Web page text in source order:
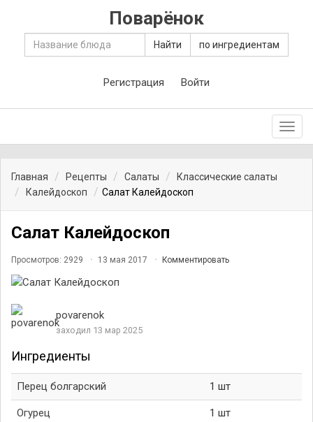
Поварёнок
Найти по ингредиентам
Регистрация Войти
Главная Рецепты Салаты
Классические салаты
Калейдоскоп
Салат Калейдоскоп
Салат Калейдоскоп
Просмотров: 2929 13 мая 2017 Комментировать
povarenok
заходил 13 мар 2025
Ингредиенты
Перец болгарский 1 шт
Огурец 1 шт